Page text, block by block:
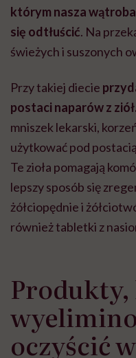
którym nasza
się odtłuścić. Na
świeżych i suszonych
Przy takiej diecie
postaci naparów z ziół.
mniszek lekarski,
użytkować pod
Te zioła pomagają
lepszy sposób się
żółciopędnie i
również tabletki z
oczyścić